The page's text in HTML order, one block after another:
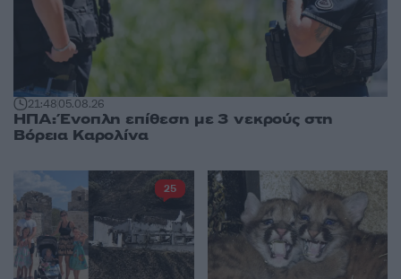
21:4805.08.26
ΗΠΑ: Ένοπλη επίθεση με 3 νεκρούς στη
Βόρεια Καρολίνα
25